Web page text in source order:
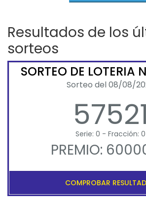
Resultados de los
sorteos
SORTEO DE LOTERIA
Sorteo del 08/08/
57521
Serie: 0 - Fracción: 0
PREMIO:
COMPROBAR